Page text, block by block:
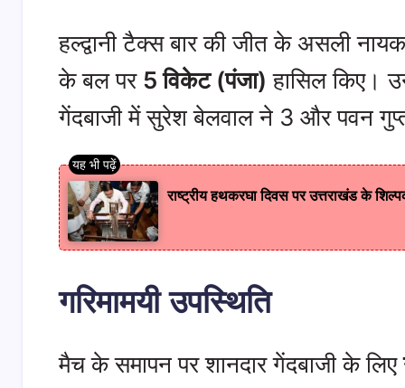
​हल्द्वानी टैक्स बार की जीत के असली
के बल पर 5 विकेट (पंजा) हासिल किए।
गेंदबाजी में सुरेश बेलवाल ने 3 और पवन
राष्ट्रीय हथकरघा दिवस पर उत्तराखंड के
गरिमामयी उपस्थिति
​मैच के समापन पर शानदार गेंदबाजी के लिए